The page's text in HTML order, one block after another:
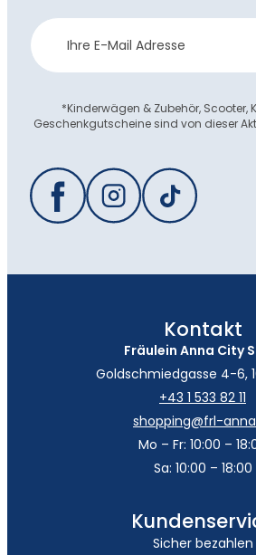
Newsletter
Anmeldung
*Kinderwägen & Zubehör, Scooter,
Geschenkgutscheine sind von dieser
Kontakt
Fräulein Anna City
Goldschmiedgasse 4-6,
+43 1 533 82 11
shopping@frl-
Mo – Fr: 10:00 –
Sa: 10:00 – 18:00
Sicher bezahlen